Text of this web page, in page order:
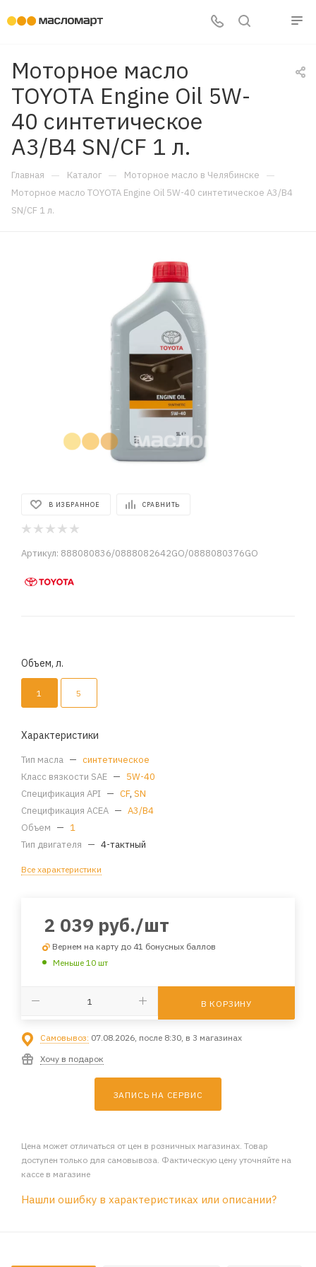
Моторное масло
TOYOTA Engine Oil 5W-
40 синтетическое
A3/B4 SN/CF 1 л.
Главная — Каталог — Моторное масло в Челябинске —
Моторное масло TOYOTA Engine Oil 5W-40 синтетическое A3/B4
SN/CF 1 л.
В ИЗБРАННОЕ СРАВНИТЬ
Артикул: 888080836/0888082642GO/0888080376GO
Объем, л.
1 5
Характеристики
Тип масла — синтетическое
Класс вязкости SAE — 5W-40
Спецификация API — CF, SN
Спецификация ACEA — A3/B4
Объем — 1
Тип двигателя — 4-тактный
Все характеристики
2 039 руб./шт
Вернем на карту до 41 бонусных баллов
Меньше 10 шт
В КОРЗИНУ
Самовывоз: 07.08.2026, после 8:30, в 3 магазинах
Хочу в подарок
ЗАПИСЬ НА СЕРВИС
Цена может отличаться от цен в розничных магазинах. Товар
доступен только для самовывоза. Фактическую цену уточняйте на
кассе в магазине
Нашли ошибку в характеристиках или описании?